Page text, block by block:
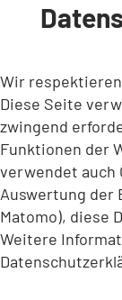
INHALT
Wir
Diese Seite
zwingend
Funktionen der
verwendet auch
Auswertung der
Matomo), diese
Weitere